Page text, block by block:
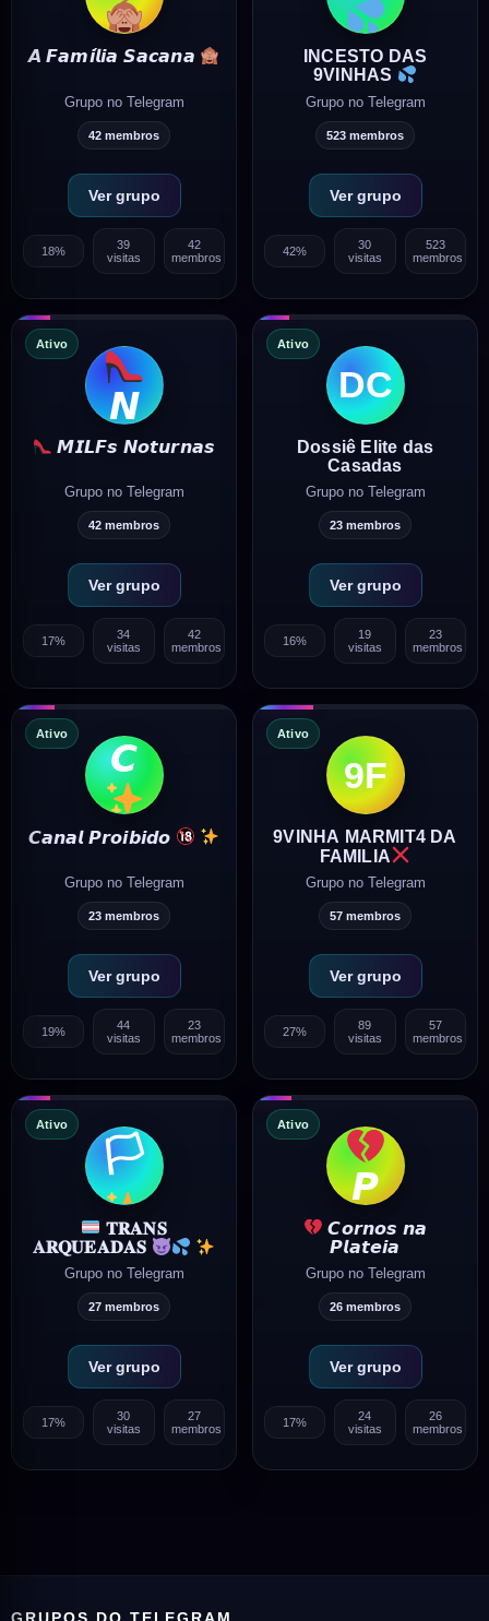
𝘼 𝙁𝙖𝙢𝙞́𝙡𝙞𝙖 𝙎𝙖𝙘𝙖𝙣𝙖
Grupo no Telegram
42 membros
Ver grupo
18%
39
visitas
42
membros
INCESTO DAS
9VINHAS
Grupo no Telegram
523 membros
Ver grupo
42%
30
visitas
523
membros
Ativo
𝙉
𝙈𝙄𝙇𝙁𝙨 𝙉𝙤𝙩𝙪𝙧𝙣𝙖𝙨
Grupo no Telegram
42 membros
Ver grupo
17%
34
visitas
42
membros
Ativo
DC
Dossiê Elite das
Casadas
Grupo no Telegram
23 membros
Ver grupo
16%
19
visitas
23
membros
Ativo
𝘾
𝘾𝙖𝙣𝙖𝙡 𝙋𝙧𝙤𝙞𝙗𝙞𝙙𝙤
Grupo no Telegram
23 membros
Ver grupo
19%
44
visitas
23
membros
Ativo
9F
9VINHA MARMIT4 DA
FAMILIA
Grupo no Telegram
57 membros
Ver grupo
27%
89
visitas
57
membros
Ativo
🏳
𝐓𝐑𝐀𝐍𝐒
𝐀𝐑𝐐𝐔𝐄𝐀𝐃𝐀𝐒
Grupo no Telegram
27 membros
Ver grupo
17%
30
visitas
27
membros
Ativo
𝙋
𝘾𝙤𝙧𝙣𝙤𝙨 𝙣𝙖
𝙋𝙡𝙖𝙩𝙚𝙞𝙖
Grupo no Telegram
26 membros
Ver grupo
17%
24
visitas
26
membros